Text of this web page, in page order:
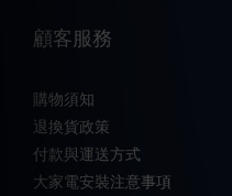
顧客服務
購物須知
退換貨政策
付款與運送方式
大家電安裝注意事項